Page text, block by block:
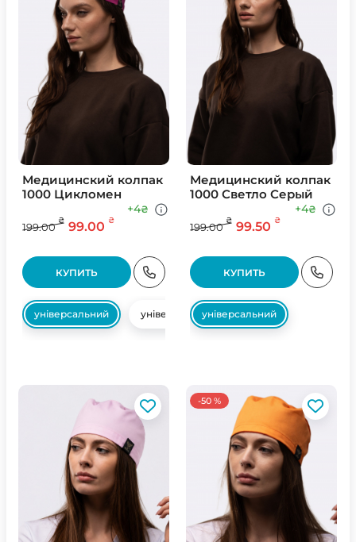
Медицинский колпак
1000 Цикломен
199.00
₴ 99.00 ₴
+4₴
КУПИТЬ
універсальний універсальний
Медицинский колпак
1000 Светло Серый
199.00
₴ 99.50 ₴
+4₴
КУПИТЬ
універсальний
-50 %